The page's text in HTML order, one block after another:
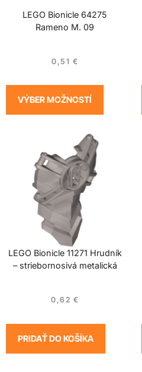
LEGO Bionicle 64275
Rameno M. 09
0,51 €
VÝBER MOŽNOSTÍ
LEGO Bionicle 11271 Hrudník
– striebornosivá metalická
0,62 €
PRIDAŤ DO KOŠÍKA